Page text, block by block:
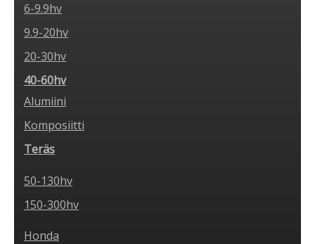
6-9.9hv
9.9-20hv
20-30hv
40-60hv
Alumiini
Komposiitti
Teräs
50-130hv
150-300hv
Honda